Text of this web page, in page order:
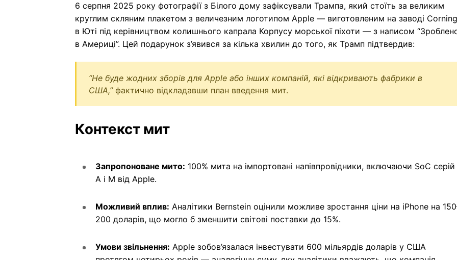
6 серпня 2025 року фотографії з Білого дому зафіксували Трампа, який стоїть за великим
круглим скляним плакетом з величезним логотипом Apple — виготовленим на заводі Corning
в Юті під керівництвом колишнього капрала Корпусу морської піхоти — з написом
в Америці”. Цей подарунок з’явився за кілька хвилин до того, як Трамп підтвердив:
“Не буде жодних зборів для Apple або інших компаній, які відкривають фабрики в
США,”фактично відкладавши план введення мит.
Контекст мит
Запропоноване мито: 100% мита на імпортовані напівпровідники, включаючи SoC серій
A і M від Apple.
Можливий вплив: Аналітики Bernstein оцінили можливе зростання ціни на iPhone на
200 доларів, що могло б зменшити світові поставки до 15%.
Умови звільнення: Apple зобов’язалася інвестувати 600 мільярдів доларів у США